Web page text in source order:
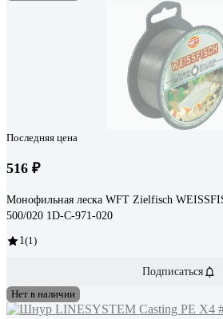
Последняя цена
516 ₽
Монофильная леска WFT Zielfisch
500/020 1D-C-971-020
1(1)
Подписаться
Нет в наличии